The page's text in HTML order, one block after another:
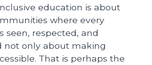
education is about
where every
seen, respected, and
not only about making
That is perhaps the